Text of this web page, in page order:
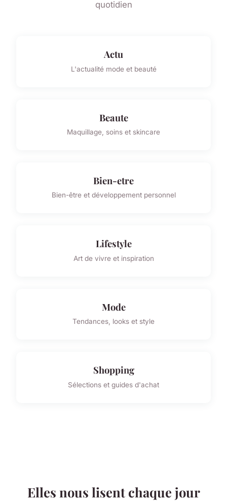
quotidien
Actu
L'actualité mode et beauté
Beaute
Maquillage, soins et skincare
Bien-etre
Bien-être et développement personnel
Lifestyle
Art de vivre et inspiration
Mode
Tendances, looks et style
Shopping
Sélections et guides d'achat
Elles nous lisent chaque jour